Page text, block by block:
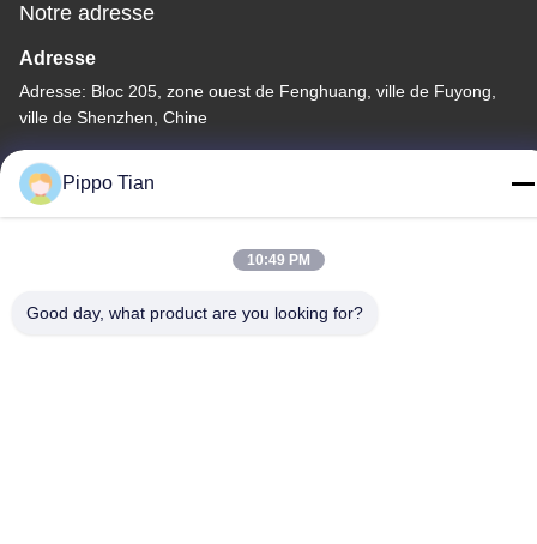
Notre adresse
Adresse
Adresse: Bloc 205, zone ouest de Fenghuang, ville de Fuyong,
ville de Shenzhen, Chine
Télégramme
86--13590447319
Pippo Tian
10:49 PM
Good day, what product are you looking for?